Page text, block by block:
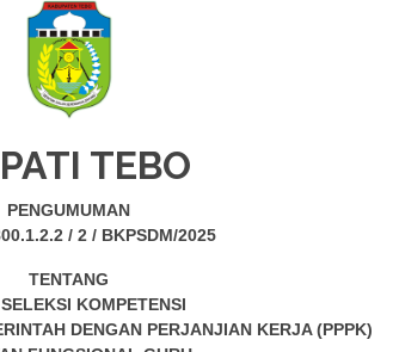
TEBO
PENGUMUMAN
/ 2 / BKPSDM/2025
TENTANG
KOMPETENSI
DENGAN PERJANJIAN KERJA (PPPK)